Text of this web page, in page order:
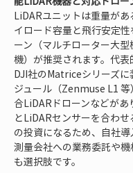
LiDARユニットは重量が
イロード容量と飛行安定
ーン（マルチローター大
機）が推奨されます。代表
DJI社のMatriceシリーズ
ジュール（Zenmuse L1
合LiDARドローンなどがあ
とLiDARセンサーを合わ
の投資になるため、自社
測量会社への業務委託や
も選択肢です。